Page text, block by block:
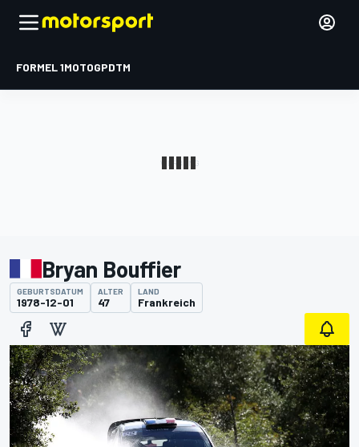
FORMEL 1MOTOGPDTM
Bryan Bouffier
GEBURTSDATUM
1978-12-01
ALTER
47
LAND
Frankreich